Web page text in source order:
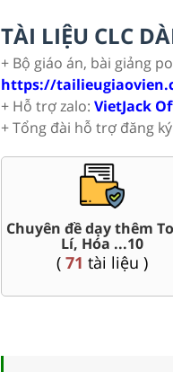
TÀI LIỆU CLC
+ Bộ giáo án, bài giảng
https://
+ Hỗ trợ zalo: VietJack
+ Tổng đài hỗ trợ đăng
Đề thi giữa kì, cuối kì
(254tài liệu )